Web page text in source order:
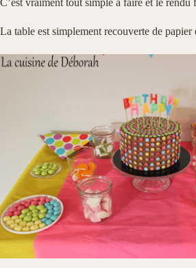
La table est simplement recouverte de papier